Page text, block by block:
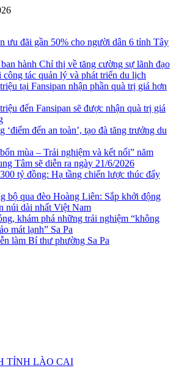
ưu đãi gần 50% cho người dân 6 tỉnh Tây
hành Chỉ thị về tăng cường sự lãnh đạo
tác quản lý và phát triển du lịch
tại Fansipan nhận phần quà trị giá hơn
đến Fansipan sẽ được nhận quà trị giá
‘điểm đến an toàn’, tạo đà tăng trưởng du
mùa – Trải nghiệm và kết nối” năm
Tâm sẽ diễn ra ngày 21/6/2026
tỷ đồng: Hạ tầng chiến lược thúc đẩy
bộ qua đèo Hoàng Liên: Sắp khởi động
núi dài nhất Việt Nam
khám phá những trải nghiệm “không
mát lạnh” Sa Pa
làm Bí thư phường Sa Pa